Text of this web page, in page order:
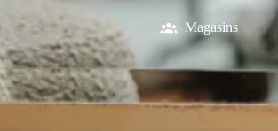
Magasins